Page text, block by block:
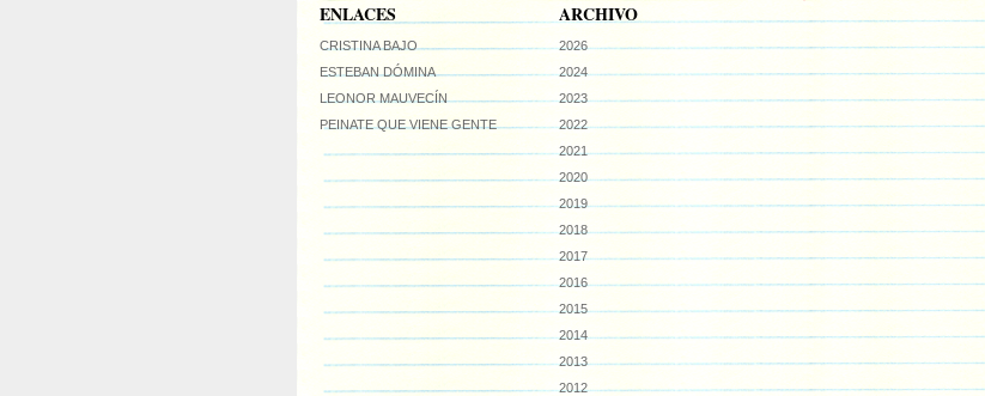
ENLACES
CRISTINA BAJO
ESTEBAN DÓMINA
LEONOR MAUVECÍN
PEINATE QUE VIENE GENTE
ARCHIVO
2026
2024
2023
2022
2021
2020
2019
2018
2017
2016
2015
2014
2013
2012